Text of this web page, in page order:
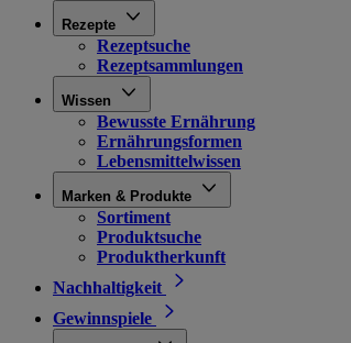
Rezepte
Rezeptsuche
Rezeptsammlungen
Wissen
Bewusste Ernährung
Ernährungsformen
Lebensmittelwissen
Marken & Produkte
Sortiment
Produktsuche
Produktherkunft
Nachhaltigkeit
Gewinnspiele